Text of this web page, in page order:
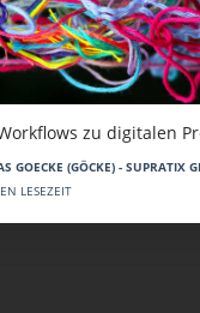
zu digitalen
GOECKE (GÖCKE) - SUPRATIX
LESEZEIT